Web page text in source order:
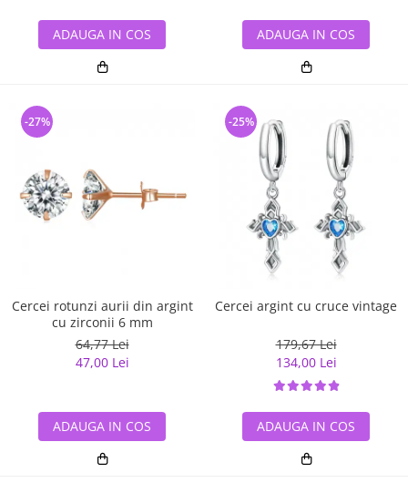
ADAUGA IN COS ADAUGA IN COS
Cercei rotunzi aurii din argint
cu zirconii 6 mm
64,77 Lei
47,00 Lei
-27%
ADAUGA IN COS
Cercei argint cu cruce vintage
179,67 Lei
134,00 Lei
-25%
ADAUGA IN COS